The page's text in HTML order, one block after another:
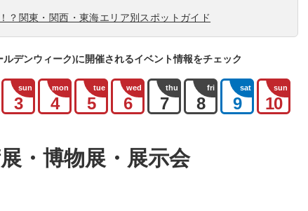
？関東・関西・東海エリア別スポットガイド
デンウィーク)に開催されるイベント情報をチェック
sun
3
mon
4
tue
5
wed
6
thu
7
fri
8
sat
9
sun
10
・博物展・展示会